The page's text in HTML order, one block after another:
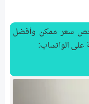
سعر ممكن وأفضل
الواتساب: